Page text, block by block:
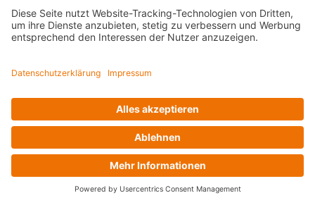
Türsprechanlagen
Alle anzeigen
Außenstationen
Klingeltaster und Gongs
Sprechanlagen-Sets
Zubehör Türkommunikation
Videoüberwachung
Zubehör Videoüberwachung
Alle anzeigen